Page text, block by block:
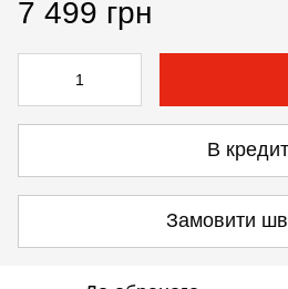
7 499 грн
В кредит
Замовити